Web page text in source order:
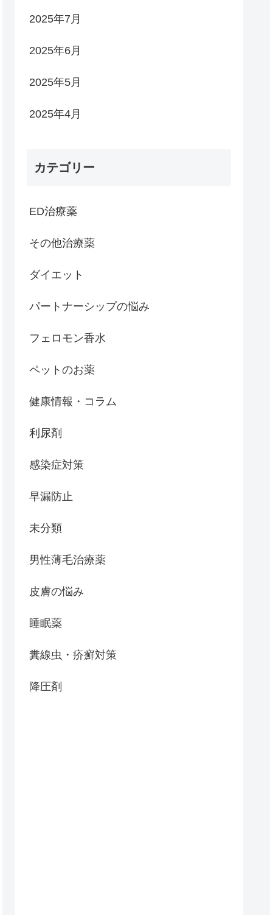
2025年7月
2025年6月
2025年5月
2025年4月
カテゴリー
ED治療薬
その他治療薬
ダイエット
パートナーシップの悩み
フェロモン香水
ペットのお薬
健康情報・コラム
利尿剤
感染症対策
早漏防止
未分類
男性薄毛治療薬
皮膚の悩み
睡眠薬
糞線虫・疥癬対策
降圧剤